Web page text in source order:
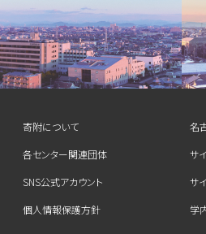
寄附について
名
各センター関連団体
サ
SNS公式アカウント
サ
個人情報保護方針
学